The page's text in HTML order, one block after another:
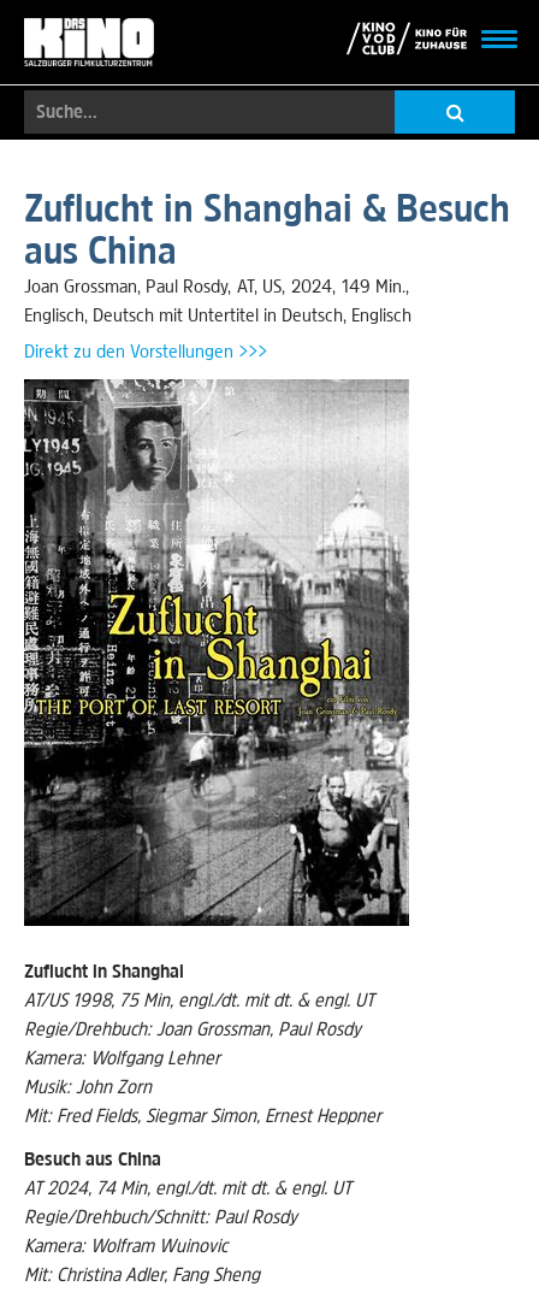
main
content
Suche...
Zuflucht in Shanghai & Besuch
aus China
Joan Grossman, Paul Rosdy AT, US 2024 149 Min.
Englisch, Deutsch mit Untertitel in Deutsch, Englisch
Direkt zu den Vorstellungen >>>
Zuflucht in Shanghai
AT/US 1998, 75 Min, engl./dt. mit dt. & engl. UT
Regie/Drehbuch: Joan Grossman, Paul Rosdy
Kamera: Wolfgang Lehner
Musik: John Zorn
Mit: Fred Fields, Siegmar Simon, Ernest Heppner
Besuch aus China
AT 2024, 74 Min, engl./dt. mit dt. & engl. UT
Regie/Drehbuch/Schnitt: Paul Rosdy
Kamera: Wolfram Wuinovic
Mit: Christina Adler, Fang Sheng